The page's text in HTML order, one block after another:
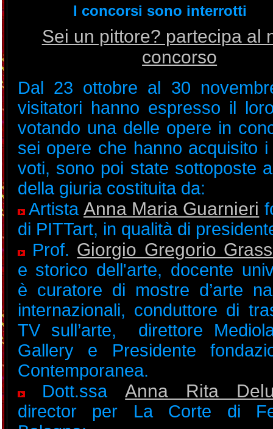
Sei un pittore? partecipa al
concorso
Dal 23 ottobre al 30
visitatori hanno espresso il
votando una delle opere in
sei opere che hanno acquisito i
voti, sono poi state sottoposte
della giuria costituita da:
ArtistaAnna Maria Guarnieri
di PITTart, in qualità di
Prof. Giorgio Gregorio
e storico dell'arte, docente
è curatore di mostre d’arte
internazionali, conduttore di
TV sull’arte, direttore
Gallery e Presidente
Contemporanea.
Dott.ssaAnna Rita
director per La Corte di